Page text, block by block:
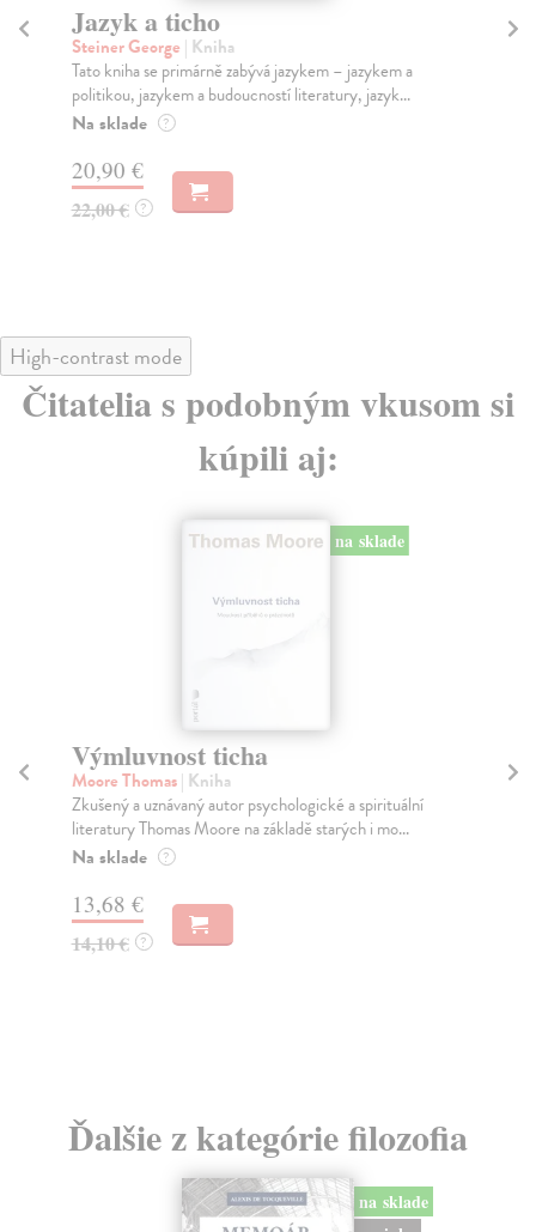
Jazyk a ticho
Steiner George | Kniha
Tato kniha se primárně zabývá jazykem – jazykem a
politikou, jazykem a budoucností literatury, jazyk...
Na sklade ?
20,90 €
22,00 € ?
High-contrast mode
Čitatelia s podobným vkusom si
kúpili aj:
na sklade
Výmluvnost ticha
Moore Thomas| Kniha
Zkušený a uznávaný autor psychologické a spirituální
literatury Thomas Moore na základě starých i mo...
Na sklade ?
13,68 €
14,10 € ?
Ďalšie z kategórie filozofia
na sklade